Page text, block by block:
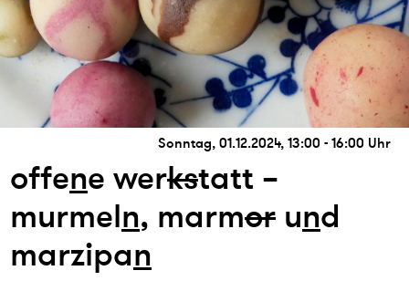
Sonntag, 01.12.2024, 13:00 - 16:00 Uhr
offene werkstatt –
murmeln, marmorund
marzipan